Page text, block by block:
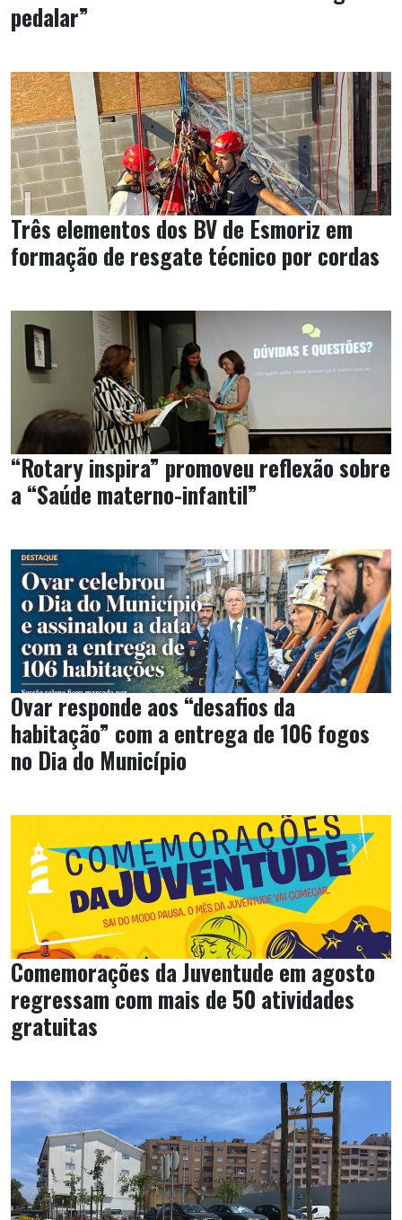
pedalar”
Três elementos dos BV de Esmoriz em
formação de resgate técnico por cordas
“Rotary inspira” promoveu reflexão sobre
a “Saúde materno-infantil”
Ovar responde aos “desafios da
habitação” com a entrega de 106 fogos
no Dia do Município
Comemorações da Juventude em agosto
regressam com mais de 50 atividades
gratuitas